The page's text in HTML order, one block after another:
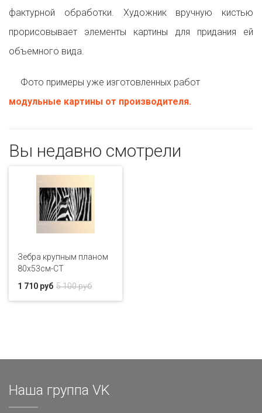
фактурной обработки. Художник вручную кистью
прорисовывает элементы картины для придания ей
объемного вида.
Фото примеры уже изготовленных работ
модульные картины от производителя.
Вы недавно смотрели
Зебра крупным планом
80x53см-CT
5 100 руб
1 710 руб
Наша группа VK